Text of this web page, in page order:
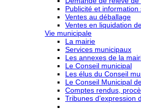
Publicité et information
Ventes au déballage
Ventes en liquidation
Vie municipale
La mairie
Services municipaux
Les annexes de la
Le Conseil municipal
Les élus du Conseil
Le Conseil Municipal
Comptes rendus,
Tribunes d’expression